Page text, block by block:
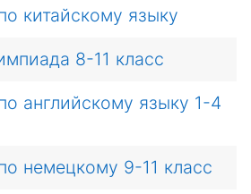
китайскому языку
8-11 класс
английскому языку 1-4
немецкому 9-11 класс